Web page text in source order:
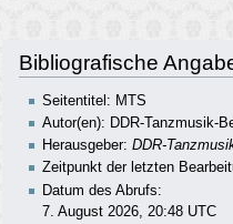
Bibliografische
Seitentitel: MTS
Autor(en): DDR-Tanzmusik-
Herausgeber: DDR-
Zeitpunkt der letzten
Datum des Abrufs:
7. August 2026, 20:48 UTC